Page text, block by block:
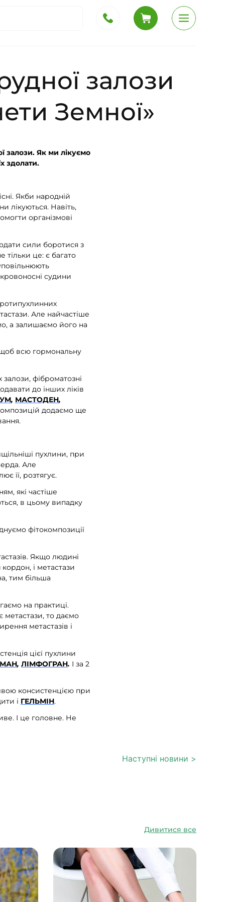
залози
Земної»
залози. Як ми лікуємо
здолати.
Якби народній
лікуються. Навіть,
організмові
сили боротися з
тільки це: є багато
судини
Але найчастіше
а залишаємо його на
всю гормональну
фіброматозні
до інших ліків
, МАСТОДЕН,
додаємо ще
пухлини, при
Але
її, розтягує.
які частіше
в цьому випадку
фітокомпозиції
Якщо людині
і метастази
тим більша
на практиці.
метастази, то даємо
метастазів і
цієї пухлини
, ЛІМФОГРАН. І за 2
консистенцією при
і ГЕЛЬМІН.
І це головне. Не
Наступні новини >
Дивитися все